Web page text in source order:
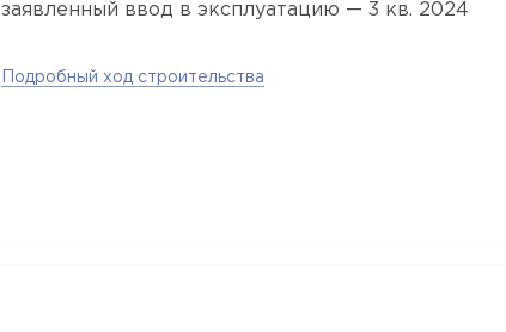
заявленный ввод в эксплуатацию — 3 кв. 2024
Подробный ход строительства